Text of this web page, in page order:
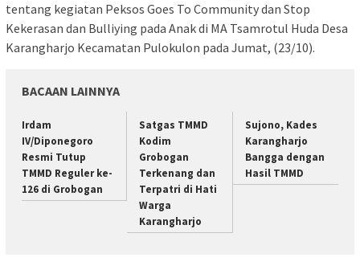
tentang kegiatan Peksos Goes To Community dan Stop
Kekerasan dan Bulliying pada Anak di MA Tsamrotul Huda Desa
Karangharjo Kecamatan Pulokulon pada Jumat, (23/10).
BACAAN LAINNYA
Irdam
IV/Diponegoro
Resmi Tutup
TMMD Reguler ke-
126 di Grobogan
Satgas TMMD
Kodim
Grobogan
Terkenang dan
Terpatri di Hati
Warga
Karangharjo
Sujono, Kades
Karangharjo
Bangga dengan
Hasil TMMD